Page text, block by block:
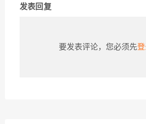
发表回复
要发表评论，您必须先